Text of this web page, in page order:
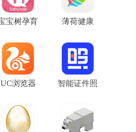
宝树孕育 薄荷健康
UC浏览器 智能证件照